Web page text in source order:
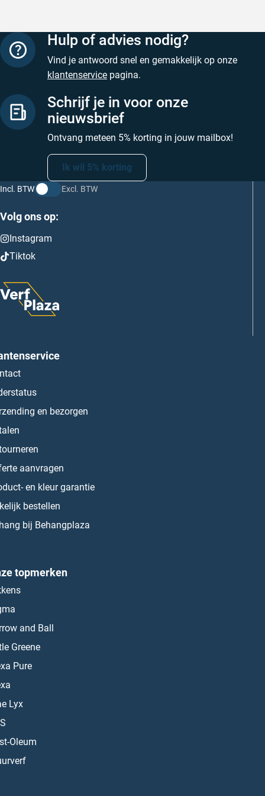
Hulp of advies nodig?
Vind je antwoord snel en gemakkelijk op onze
klantenservice pagina.
Schrijf je in voor onze
nieuwsbrief
Ontvang meteen 5% korting in jouw mailbox!
Ik wil 5% korting
Incl. BTW Excl. BTW
Volg ons op:
Instagram
Tiktok
en bezorgen
aanvragen
en kleur garantie
bestellen
bij Behangplaza
topmerken
and Ball
Greene
Pure
Lyx
Oleum